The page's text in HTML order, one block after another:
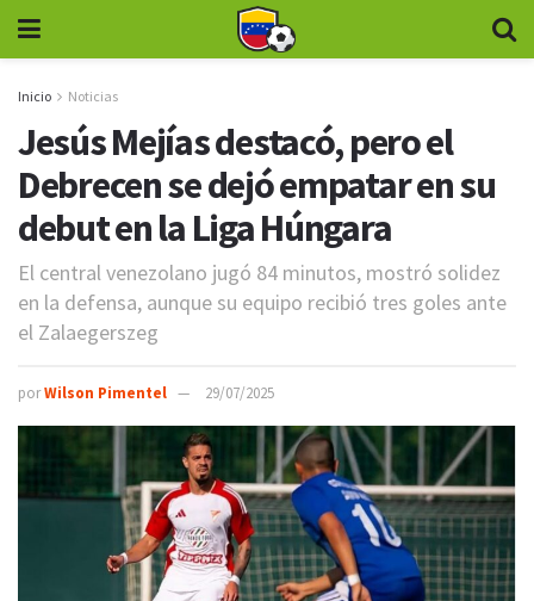
Inicio Noticias
Jesús Mejías destacó, pero el
Debrecen se dejó empatar en su
debut en la Liga Húngara
El central venezolano jugó 84 minutos, mostró solidez
en la defensa, aunque su equipo recibió tres goles ante
el Zalaegerszeg
porWilson Pimentel 29/07/2025